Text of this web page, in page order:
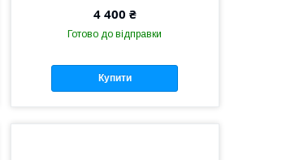
4 400 ₴
Готово до відправки
Купити